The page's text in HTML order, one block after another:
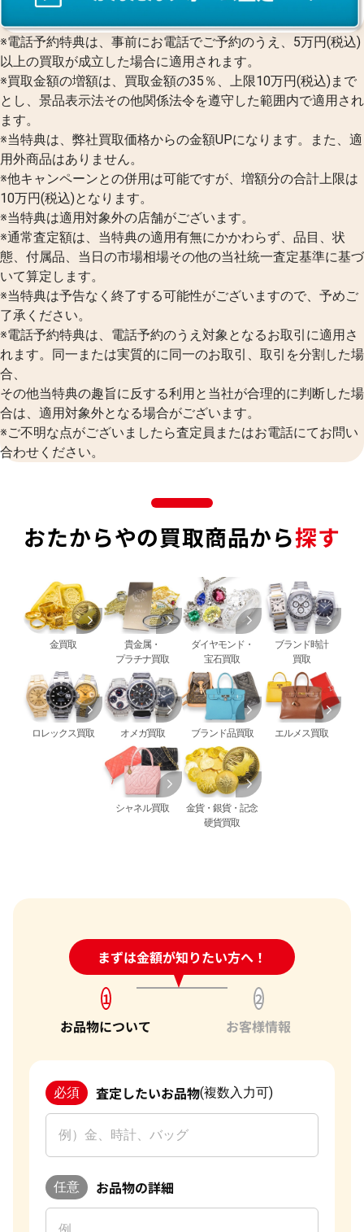
※電話予約特典は、事前にお電話でご予約のうえ、5万円(税込)
以上の買取が成立した場合に適用されます。
※買取金額の増額は、買取金額の35％、上限10万円(税込)まで
とし、景品表示法その他関係法令を遵守した範囲内で適用され
ます。
※当特典は、弊社買取価格からの金額UPになります。また、適
用外商品はありません。
※他キャンペーンとの併用は可能ですが、増額分の合計上限は
10万円(税込)となります。
※当特典は適用対象外の店舗がございます。
※通常査定額は、当特典の適用有無にかかわらず、品目、状
態、付属品、当日の市場相場その他の当社統一査定基準に基づ
いて算定します。
※当特典は予告なく終了する可能性がございますので、予めご
了承ください。
※電話予約特典は、電話予約のうえ対象となるお取引に適用さ
れます。同一または実質的に同一のお取引、取引を分割した場
合、
その他当特典の趣旨に反する利用と当社が合理的に判断した場
合は、適用対象外となる場合がございます。
※ご不明な点がございましたら査定員またはお電話にてお問い
合わせください。
おたからやの買取商品から探す
金買取
貴金属・
プラチナ買取
ダイヤモンド・
宝石買取
ブランド時計
買取
ロレックス買取 オメガ買取 ブランド品買取 エルメス買取
シャネル買取
金貨・銀貨・記念
硬貨買取
まずは金額が知りたい方へ！
24時間受付中!問い合わせフォーム
1
お品物について
2
お客様情報
必須 査定したいお品物(複数入力可)
任意 お品物の詳細